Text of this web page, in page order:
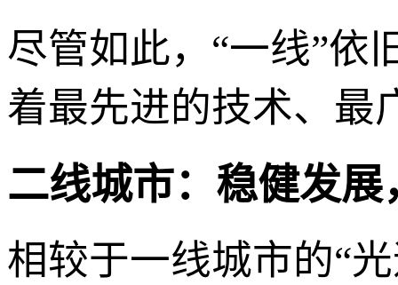
尽管如此，“一线”依
着最先进的技术、最
二线城市：稳健发
相较于一线城市的“